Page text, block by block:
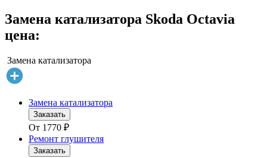
Замена катализатора Skoda Octavia
цена:
Замена катализатора
Замена катализатора
Заказать
От 1770 ₽
Ремонт глушителя
Заказать